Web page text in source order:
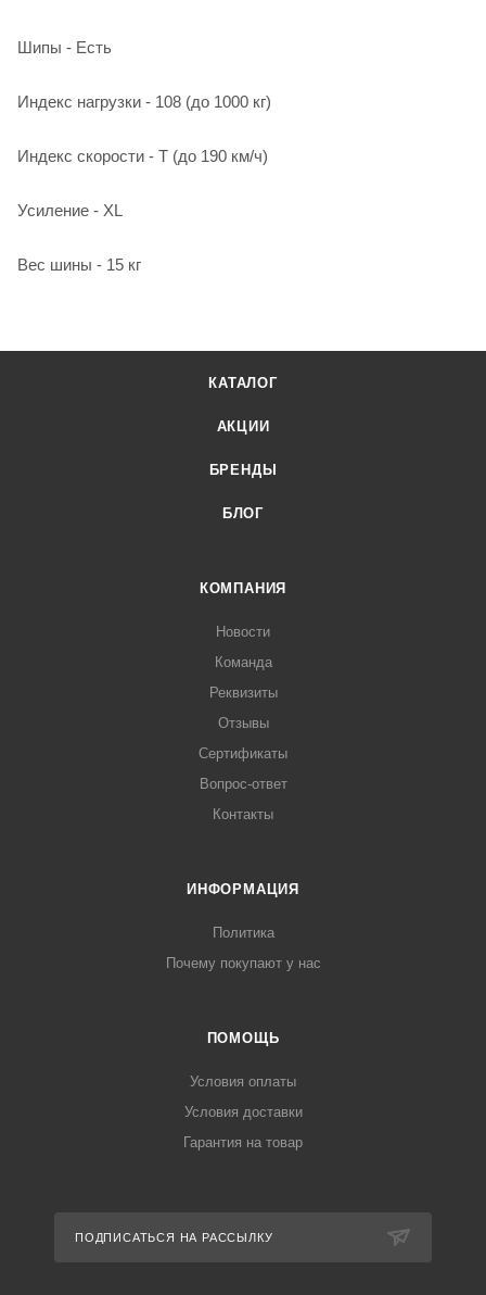
Шипы - Есть
Индекс нагрузки - 108 (до 1000 кг)
Индекс скорости - T (до 190 км/ч)
Усиление - XL
Вес шины - 15 кг
КАТАЛОГ
АКЦИИ
БРЕНДЫ
БЛОГ
КОМПАНИЯ
Новости
Команда
Реквизиты
Отзывы
Сертификаты
Вопрос-ответ
Контакты
ИНФОРМАЦИЯ
Политика
Почему покупают у нас
ПОМОЩЬ
Условия оплаты
Условия доставки
Гарантия на товар
ПОДПИСАТЬСЯ НА РАССЫЛКУ